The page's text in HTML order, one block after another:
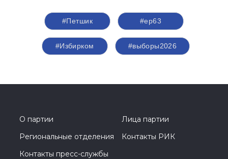
#Петшик #ер63
#Избирком #выборы2026
О партии
Лица партии
Региональные отделения
Контакты РИК
Контакты пресс-службы